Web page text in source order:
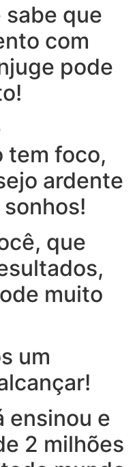
sabe que
com
pode
tem foco,
ardente
que
muito
um
ensinou e
2 milhões